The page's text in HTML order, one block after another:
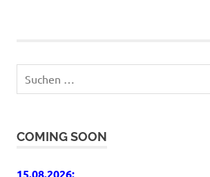
nach:
COMING SOON
15.08.2026: